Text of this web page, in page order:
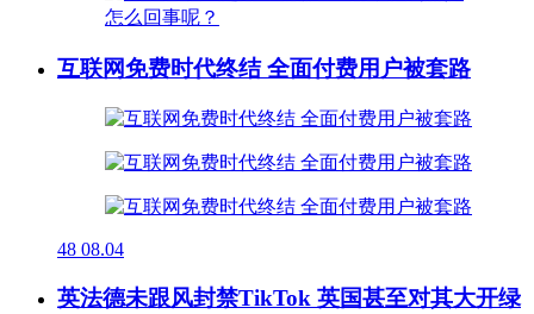
互联网免费时代终结 全面付费用户被套路
48 08.04
英法德未跟风封禁TikTok 英国甚至对其大开绿